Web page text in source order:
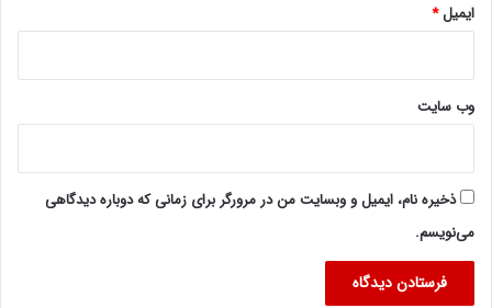
ایمیل*
وب‌ سایت
ذخیره نام، ایمیل و وبسایت من در مرورگر برای زمانی که دوباره دیدگاهی
می‌نویسم.